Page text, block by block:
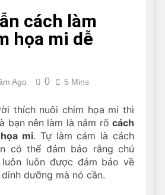
How to Stop It!
7 Năm Ago
Ultimate Guide to What
Anal Gland Problem
Năm Ago
Can Bulldogs Run Long
Distances?
7 Năm Ago
Bulldogs Play Fetch?
How to Train Them!
cách làm
họa mi dễ
Ago 0 5 Mins
thích nuôi chim họa mi thì
bạn nên làm là nắm rõ cách
mi. Tự làm cám là cách
có thể đảm bảo rằng chú
luôn được đảm bảo về
dưỡng mà nó cần.